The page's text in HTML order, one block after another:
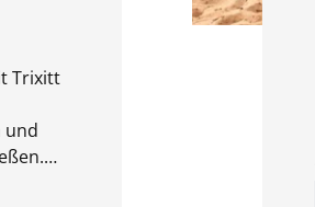
Trixitt
und